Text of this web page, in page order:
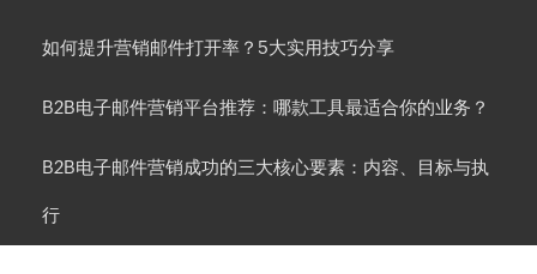
如何提升营销邮件打开率？5大实用技巧分享
B2B电子邮件营销平台推荐：哪款工具最适合你的业务？
B2B电子邮件营销成功的三大核心要素：内容、目标与执
行